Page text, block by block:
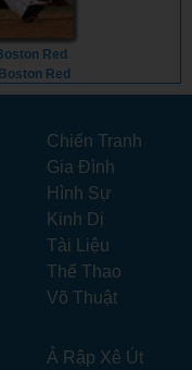
Red
Red
Chiến Tranh
Gia Đình
Hình Sự
Kinh Dị
Tài Liệu
Thể Thao
Võ Thuật
Ả Rập Xê Út